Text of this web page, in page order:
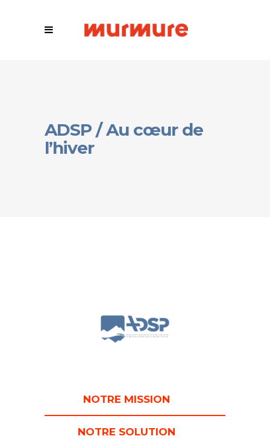
ADSP / Au cœur de
l’hiver
NOTRE MISSION
NOTRE SOLUTION